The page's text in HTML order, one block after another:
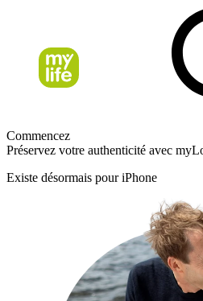
Commencez
Préservez votre authenticité avec
Existe désormais pour iPhone